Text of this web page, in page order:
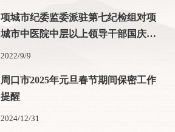
项城市纪委监委派驻第七纪检组对项
城市中医院中层以上领导干部国庆中
2022/9/9
周口市2025年元旦春节期间保密工作
提醒
2024/12/31